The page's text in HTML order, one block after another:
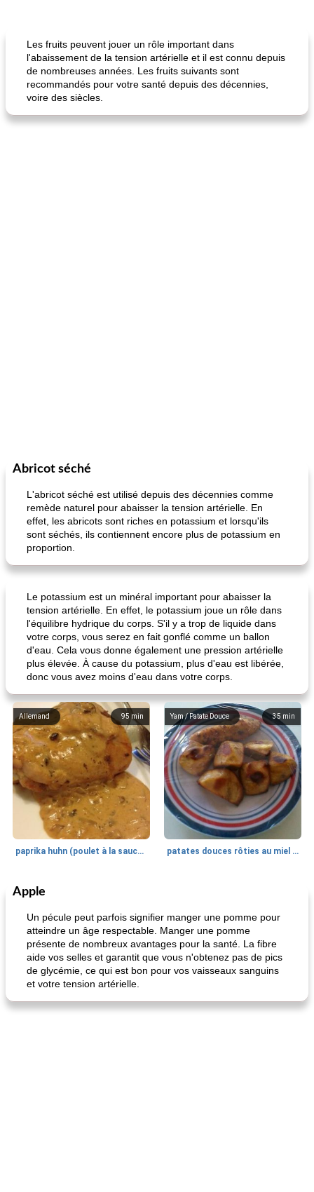
astuces
Les fruits peuvent jouer un rôle important dans
l'abaissement de la tension artérielle et il est connu depuis
de nombreuses années. Les fruits suivants sont
recommandés pour votre santé depuis des décennies,
voire des siècles.
Abricot séché
L'abricot séché est utilisé depuis des décennies comme
remède naturel pour abaisser la tension artérielle. En
effet, les abricots sont riches en potassium et lorsqu'ils
sont séchés, ils contiennent encore plus de potassium en
proportion.
Le potassium est un minéral important pour abaisser la
tension artérielle. En effet, le potassium joue un rôle dans
l'équilibre hydrique du corps. S'il y a trop de liquide dans
votre corps, vous serez en fait gonflé comme un ballon
d'eau. Cela vous donne également une pression artérielle
plus élevée. À cause du potassium, plus d'eau est libérée,
donc vous avez moins d'eau dans votre corps.
95 min
Allemand
paprika huhn (poulet à la sauce paprika).
35 min
Yam / Patate Douce
patates douces rôties au miel / kumara
Petit déjeuner et brunch
Apple
Un pécule peut parfois signifier manger une pomme pour
atteindre un âge respectable. Manger une pomme
présente de nombreux avantages pour la santé. La fibre
aide vos selles et garantit que vous n'obtenez pas de pics
de glycémie, ce qui est bon pour vos vaisseaux sanguins
et votre tension artérielle.